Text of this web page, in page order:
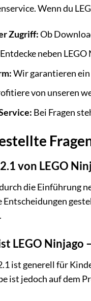
Wenn du
Zugriff:Ob
Entdecke neben
Wir garantieren
von unseren
Bei Fragen
von LEGO
die Einführung
LEGO Ninjago
ist generell für
ist jedoch auf dem